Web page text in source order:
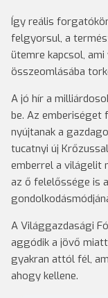
Így reális
felgyorsul, a
ütemre kapcsol,
összeomlásába
A jó hír a
be. Az emberiséget
nyújtanak a
tucatnyi új
emberrel a világelit
az ő felelőssége is
A Világgazdasági
aggódik a jövő
gyakran attól fél,
ahogy kellene.